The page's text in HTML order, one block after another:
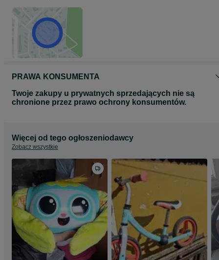
PRAWA KONSUMENTA
Twoje zakupy u prywatnych sprzedających nie są
chronione przez prawo ochrony konsumentów.
Więcej od tego ogłoszeniodawcy
Zobacz wszystkie